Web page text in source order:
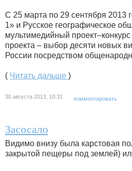
С 25 марта по 29 сентября 2013
1» и Русское географическое
мультимедийный
проекта – выбор десяти новых
России посредством
( Читать дальше )
30 августа 2013, 10:31 комментировать
Засосало
Видимо внизу была карстовая
закрытой пещеры под землей)